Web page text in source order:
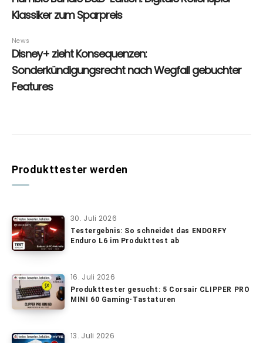
Produkttester werden
30. Juli 2026
Testergebnis: So schneidet das ENDORFY
Enduro L6 im Produkttest ab
16. Juli 2026
Produkttester gesucht: 5 Corsair CLIPPER PRO
MINI 60 Gaming-Tastaturen
13. Juli 2026